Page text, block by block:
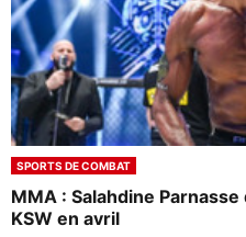
SPORTS DE COMBAT
MMA : Salahdine
KSW en avril